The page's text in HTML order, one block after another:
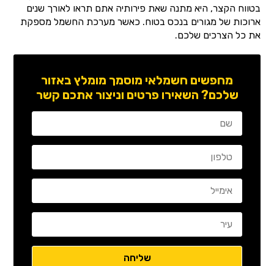
בטווח הקצר, היא מתנה שאת פירותיה אתם תראו לאורך שנים
ארוכות של מגורים בנכס בטוח. כאשר מערכת החשמל מספקת
את כל הצרכים שלכם.
מחפשים חשמלאי מוסמך מומלץ באזור
שלכם? השאירו פרטים וניצור אתכם קשר